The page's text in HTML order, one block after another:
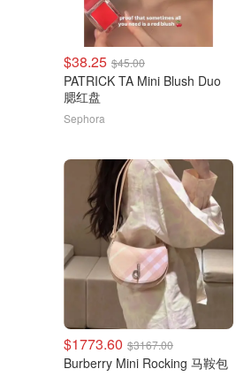
$38.25 $45.00
PATRICK TA Mini Blush Duo
腮红盘
Sephora
$1773.60 $3167.00
Burberry Mini Rocking 马鞍包